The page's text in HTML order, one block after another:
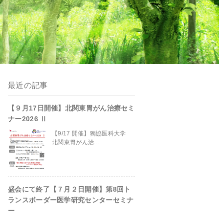
kanto-
header.phpon line
最近の記事
【９月17日開催】北関東胃がん治療セミ
ナー2026 Ⅱ
【9/17 開催】獨協医科大学
北関東胃がん治...
盛会にて終了【７月２日開催】第8回ト
ランスボーダー医学研究センターセミナ
ー